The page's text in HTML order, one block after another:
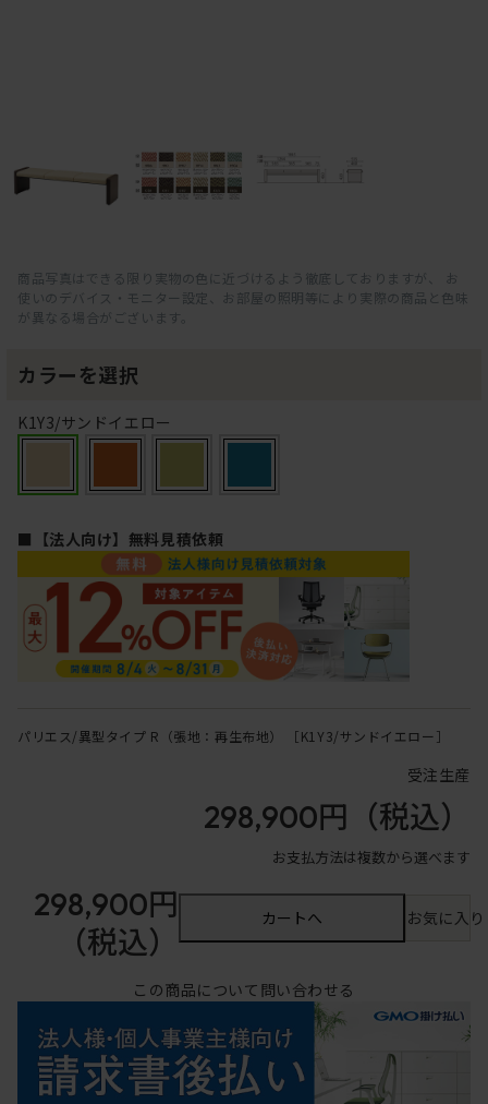
商品写真はできる限り実物の色に近づけるよう徹底しておりますが、 お
使いのデバイス・モニター設定、お部屋の照明等により実際の商品と色味
が異なる場合がございます。
カラーを選択
K1Y3/サンドイエロー
■【法人向け】無料見積依頼
パリエス/異型タイプ R（張地：再生布地） ［K1Y3/サンドイエロー］
受注生産
298,900円 （税込）
お支払方法は複数から選べます
298,900円
（税込）
カートへ お気に入
この商品について問い合わせる